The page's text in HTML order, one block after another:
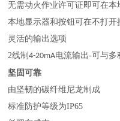
无需动火作业许可证即可在
本地显示器和按钮可在不打
灵活的输出选项
2线制4-20mA电流输出-可与多
坚固可靠
由坚韧的碳纤维尼龙制成
标准防护等级为IP65